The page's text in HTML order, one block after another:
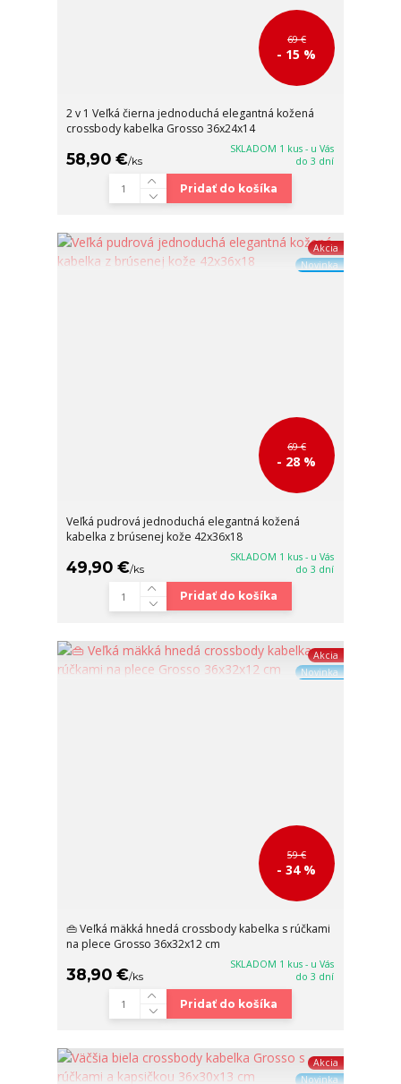
69 €
- 15 %
2 v 1 Veľká čierna jednoduchá elegantná kožená
crossbody kabelka Grosso 36x24x14
58,90 €/ks
SKLADOM 1 kus - u Vás
do 3 dní
Pridať do košíka
Akcia
Novinka
69 €
- 28 %
Veľká pudrová jednoduchá elegantná kožená
kabelka z brúsenej kože 42x36x18
49,90 €/ks
SKLADOM 1 kus - u Vás
do 3 dní
Pridať do košíka
Akcia
Novinka
59 €
- 34 %
👜 Veľká mäkká hnedá crossbody kabelka s rúčkami
na plece Grosso 36x32x12 cm
38,90 €/ks
SKLADOM 1 kus - u Vás
do 3 dní
Pridať do košíka
Akcia
Novinka